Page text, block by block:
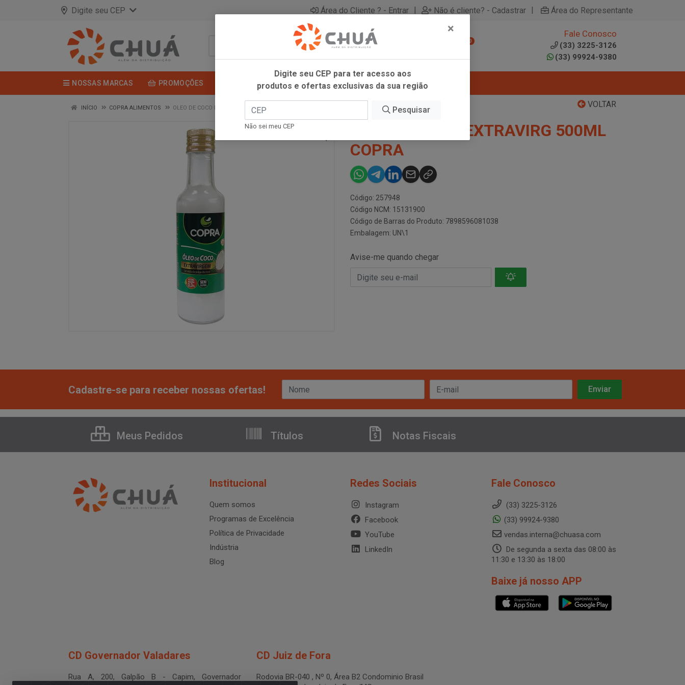
Digite seu CEP Área do Cliente ? - Entrar | Não é cliente? - Cadastrar | Área do Representante
0
Fale Conosco
(33) 3225-3126
(33) 99924-9380
NOSSAS MARCAS PROMOÇÕES
VOLTAR
INÍCIO COPRA ALIMENTOS OLEO DE COCO EXTRAVIRG 500ML COPRA
OLEO DE COCO EXTRAVIRG 500ML
COPRA
Código: 257948
Código NCM: 15131900
Código de Barras do Produto: 7898596081038
Embalagem: UN\1
Avise-me quando chegar
Cadastre-se para receber nossas ofertas!
Meus Pedidos Títulos Notas Fiscais
Institucional
Quem somos
Programas de Excelência
Política de Privacidade
Indústria
Blog
Redes Sociais
Instagram
Facebook
YouTube
LinkedIn
Fale Conosco
(33) 3225-3126
(33) 99924-9380
vendas.interna@chuasa.com
De segunda a sexta das 08:00 às
11:30 e 13:30 às 18:00
Baixe já nosso APP
CD Governador Valadares
Rua A, 200, Galpão B - Capim, Governador
CD Juiz de Fora
Rodovia BR-040 , Nº 0, Área B2 Condominio Brasil
×
Digite seu CEP para ter acesso aos
produtos e ofertas exclusivas da sua região
Pesquisar
Não sei meu CEP